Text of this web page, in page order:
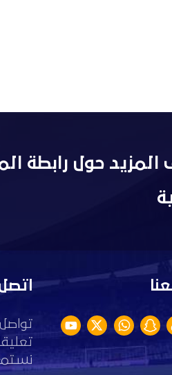
حول رابطة
اتصل